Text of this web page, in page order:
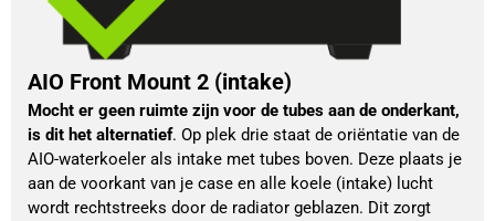
AIO Front Mount 2 (intake)
Mocht er geen ruimte zijn voor de tubes aan de onderkant,
is dit het alternatief. Op plek drie staat de oriëntatie van de
AIO-waterkoeler als intake met tubes boven. Deze plaats je
aan de voorkant van je case en alle koele (intake) lucht
wordt rechtstreeks door de radiator geblazen. Dit zorgt